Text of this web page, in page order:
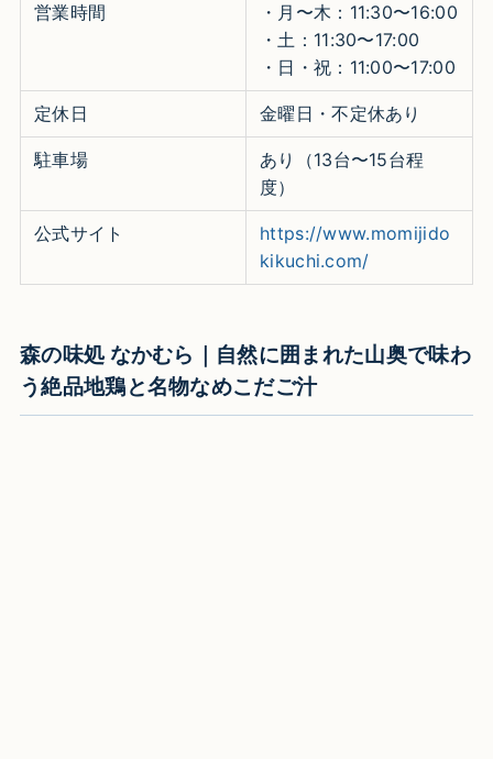
営業時間
・月〜木：11:30〜16:00
・土：11:30〜17:00
・日・祝：11:00〜17:00
定休日 金曜日・不定休あり
駐車場
あり（13台〜15台程
度）
公式サイト
https://www.momijido
kikuchi.com/
森の味処 なかむら｜自然に囲まれた山奥で味わ
う絶品地鶏と名物なめこだご汁